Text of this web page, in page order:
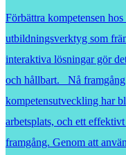
Förbättra kompetensen
utbildningsverktyg som
interaktiva lösningar gör
och hållbart. Nå
kompetensutveckling har
arbetsplats, och ett
framgång. Genom att